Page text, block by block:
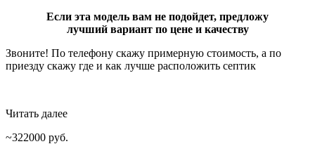
Если эта модель вам не подойдет, предложу
лучший вариант по цене и качеству
Звоните! По телефону скажу примерную стоимость, а по
приезду скажу где и как лучше расположить септик
Читать далее
322000 руб.